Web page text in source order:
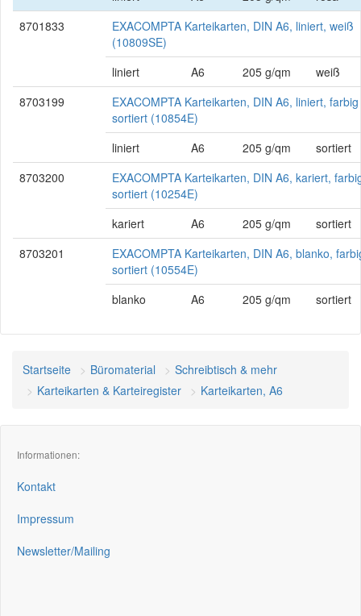
8701833
EXACOMPTA Karteikarten, DIN A6, liniert, weiß
(10809SE)
liniert
A6 205 g/qm
weiß
8703199
EXACOMPTA Karteikarten, DIN A6, liniert, farbig
sortiert (10854E)
liniert
A6 205 g/qm
sortiert
8703200
EXACOMPTA Karteikarten, DIN A6, kariert,
sortiert (10254E)
kariert
A6 205 g/qm
sortiert
8703201
EXACOMPTA Karteikarten, DIN A6, blanko,
sortiert (10554E)
blanko
A6 205 g/qm sortiert
Startseite Büromaterial
Schreibtisch & mehr
Karteikarten & Karteiregister
Karteikarten, A6
Informationen:
Kontakt
Impressum
Newsletter/Mailing